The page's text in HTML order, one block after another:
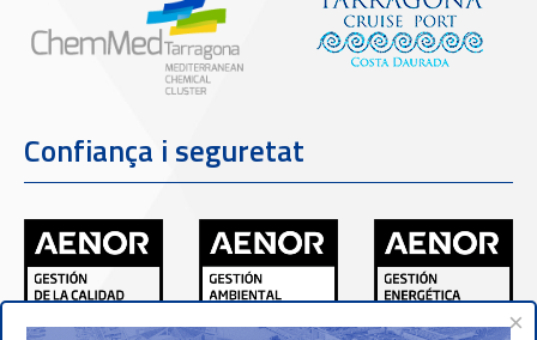
Confiança i seguretat
×